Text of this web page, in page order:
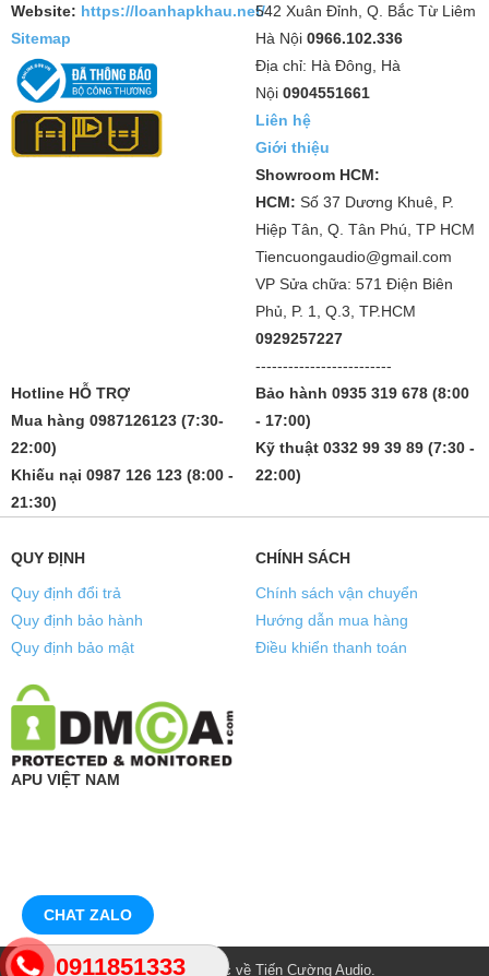
Website: https://loanhapkhau.net/
Sitemap
542 Xuân Đỉnh, Q. Bắc Từ Liêm
Hà Nội 0966.102.336
Địa chỉ: Hà Đông, Hà
Nội 0904551661
Liên hệ
Giới thiệu
Showroom HCM:
HCM: Số 37 Dương Khuê, P.
Hiệp Tân, Q. Tân Phú, TP HCM
Tiencuongaudio@gmail.com
VP Sửa chữa: 571 Điện Biên
Phủ, P. 1, Q.3, TP.HCM
0929257227
-------------------------
Hotline HỖ TRỢ
Mua hàng 0987126123 (7:30-
22:00)
Khiếu nại 0987 126 123 (8:00 -
21:30)
Bảo hành 0935 319 678 (8:00
- 17:00)
Kỹ thuật 0332 99 39 89 (7:30 -
22:00)
QUY ĐỊNH
Quy định đổi trả
Quy định bảo hành
Quy định bảo mật
CHÍNH SÁCH
Chính sách vận chuyển
Hướng dẫn mua hàng
Điều khiển thanh toán
APU VIỆT NAM
© Bản quyền thuộc về Tiến Cường Audio.
CHAT ZALO
0911851333